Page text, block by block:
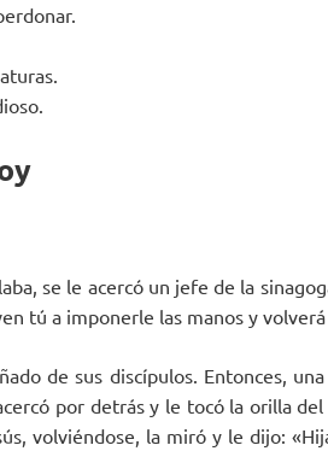
se le acercó un jefe de la
tú a imponerle las manos y
de sus discípulos. Entonces,
por detrás y le tocó la orilla
volviéndose, la miró y le dijo: